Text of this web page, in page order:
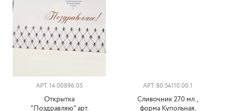
АРТ. 14.00896.05
Открытка
"Поздравляю" арт.
АРТ. 80.54110.00.1
Сливочник 270 мл.,
форма Купольная,